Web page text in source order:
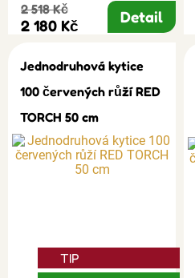
2 518 Kč
2 180 Kč Detail
Jednodruhová kytice
100 červených růží RED
TORCH 50 cm
TIP